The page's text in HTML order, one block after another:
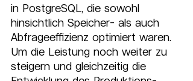
in PostgreSQL, die sowohl
hinsichtlich Speicher- als auch
Abfrageeffizienz optimiert waren.
Um die Leistung noch weiter zu
steigern und gleichzeitig die